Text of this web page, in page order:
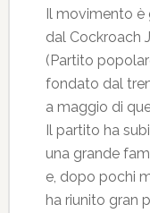
Il movimento è
dal Cockroach
(Partito
fondato dal
a maggio di
Il partito ha
una grande
e, dopo pochi
ha riunito gran